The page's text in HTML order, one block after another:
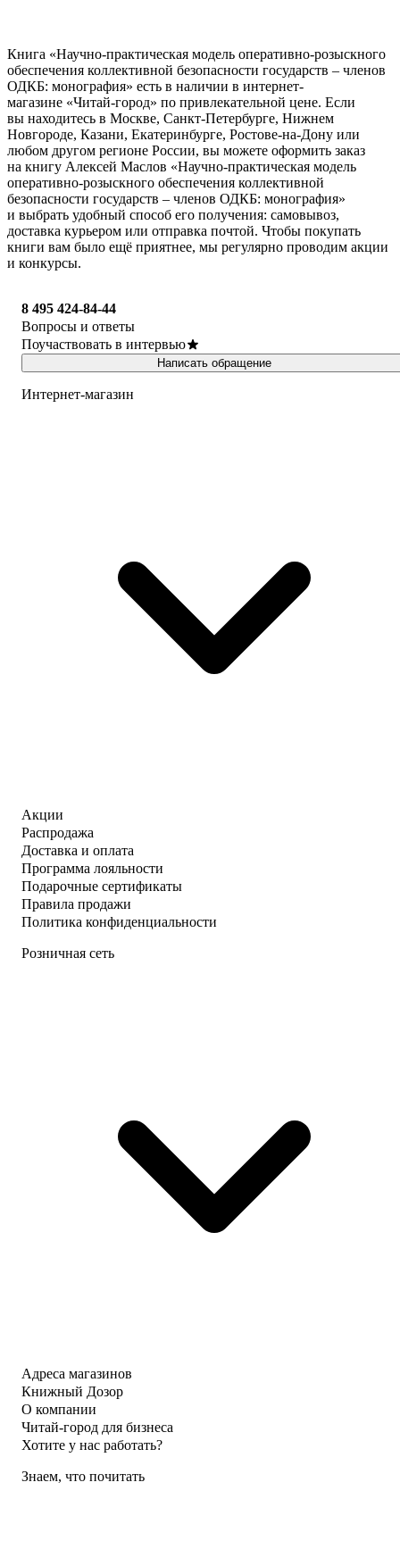
Книга «Научно-практическая модель оперативно-розыскного
обеспечения коллективной безопасности государств – членов
ОДКБ: монография» есть в наличии в интернет-
магазине «Читай-город» по привлекательной цене. Если
вы находитесь в Москве, Санкт-Петербурге, Нижнем
Новгороде, Казани, Екатеринбурге, Ростове-на-Дону или
любом другом регионе России, вы можете оформить заказ
на книгу Алексей Маслов «Научно-практическая модель
оперативно-розыскного обеспечения коллективной
безопасности государств – членов ОДКБ: монография»
и выбрать удобный способ его получения: самовывоз,
доставка курьером или отправка почтой. Чтобы покупать
книги вам было ещё приятнее, мы регулярно проводим акции
и конкурсы.
8 495 424-84-44
Вопросы и ответы
Поучаствовать в интервью
Написать обращение
Интернет-магазин
Акции
Распродажа
Доставка и оплата
Программа лояльности
Подарочные сертификаты
Правила продажи
Политика конфиденциальности
Розничная сеть
Адреса магазинов
Книжный Дозор
О компании
Читай-город для бизнеса
Хотите у нас работать?
Знаем, что почитать